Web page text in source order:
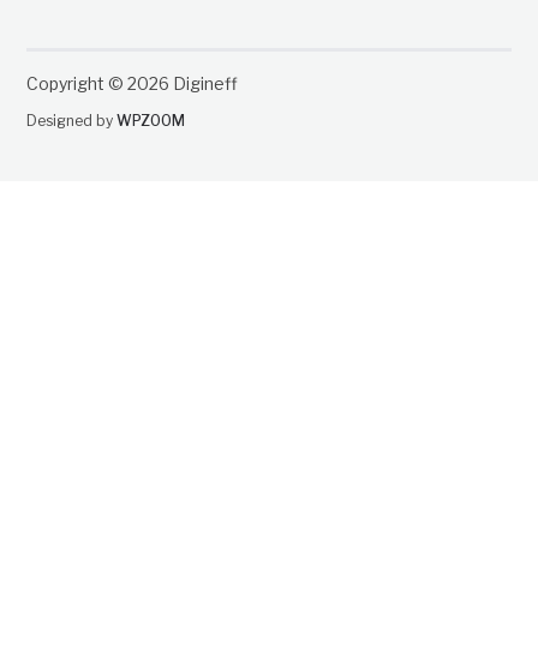
Copyright © 2026 Digineff
Designed byWPZOOM